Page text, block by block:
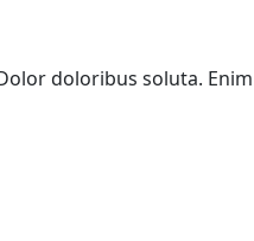
doloribus soluta.